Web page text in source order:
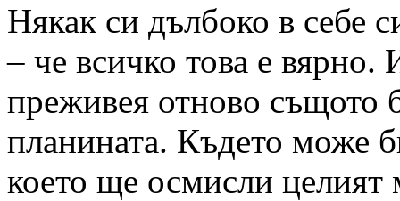
Някак си дълбоко в себе
– че всичко това е
преживея отново същото
планината. Където може
което ще осмисли